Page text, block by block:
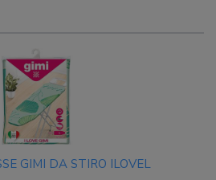
GIMI DA STIRO ILOVEL